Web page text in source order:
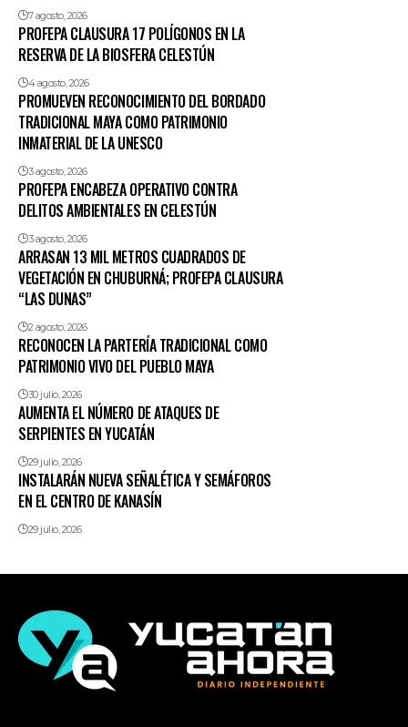
7 agosto, 2026
PROFEPA CLAUSURA 17 POLÍGONOS EN LA
RESERVA DE LA BIOSFERA CELESTÚN
4 agosto, 2026
PROMUEVEN RECONOCIMIENTO DEL BORDADO
TRADICIONAL MAYA COMO PATRIMONIO
INMATERIAL DE LA UNESCO
3 agosto, 2026
PROFEPA ENCABEZA OPERATIVO CONTRA
DELITOS AMBIENTALES EN CELESTÚN
3 agosto, 2026
ARRASAN 13 MIL METROS CUADRADOS DE
VEGETACIÓN EN CHUBURNÁ; PROFEPA CLAUSURA
“LAS DUNAS”
2 agosto, 2026
RECONOCEN LA PARTERÍA TRADICIONAL COMO
PATRIMONIO VIVO DEL PUEBLO MAYA
30 julio, 2026
AUMENTA EL NÚMERO DE ATAQUES DE
SERPIENTES EN YUCATÁN
29 julio, 2026
INSTALARÁN NUEVA SEÑALÉTICA Y SEMÁFOROS
EN EL CENTRO DE KANASÍN
29 julio, 2026